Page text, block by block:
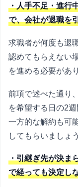
・人手不足・進行
で、会社が退職を
求職者が何度も退
認めてもらえない
を進める必要があ
前項で述べた通り
を希望する日の2
一方的な解約も可
してもらいましょう
・引継ぎ先が決ま
で経っても決定し